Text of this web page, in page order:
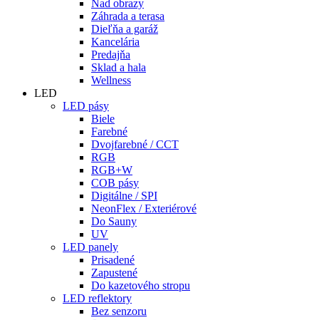
Nad obrazy
Záhrada a terasa
Dieľňa a garáž
Kancelária
Predajňa
Sklad a hala
Wellness
LED
LED pásy
Biele
Farebné
Dvojfarebné / CCT
RGB
RGB+W
COB pásy
Digitálne / SPI
NeonFlex / Exteriérové
Do Sauny
UV
LED panely
Prisadené
Zapustené
Do kazetového stropu
LED reflektory
Bez senzoru